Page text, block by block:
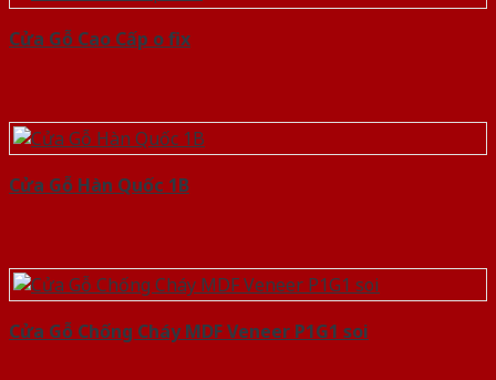
Cửa Gỗ Cao Cấp o fix
Cửa Gỗ Hàn Quốc 1B
Cửa Gỗ Chống Cháy MDF Veneer P1G1 soi